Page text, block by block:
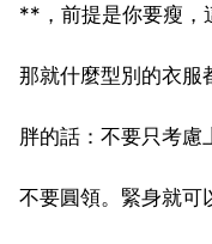
**，前提是你要瘦，
那就什麼型別的衣服
胖的話：不要只考慮
不要圓領。緊身就可